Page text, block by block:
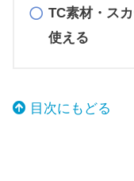
TC素材・ス
使える
目次にもどる